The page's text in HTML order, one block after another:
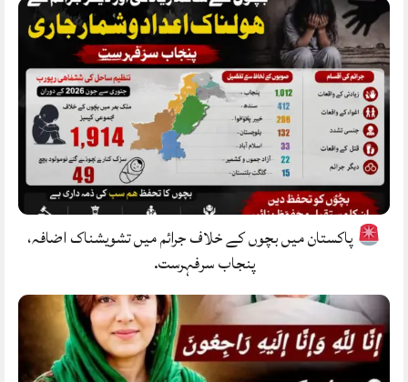
پاکستان میں بچوں کے خلاف جرائم میں تشویشناک اضافہ،
پنجاب سرفہرست.